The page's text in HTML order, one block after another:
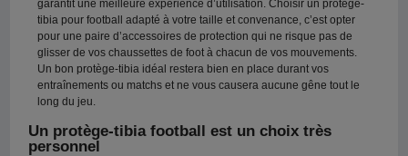
garantit une meilleure expérience d’utilisation. Choisir un protège-
tibia pour football adapté à votre taille et convenance, c’est opter
pour une paire d’accessoires de protection qui ne risque pas de
glisser de vos chaussettes de foot à chacun de vos mouvements.
Un bon protège-tibia idéal restera bien en place durant vos
entraînements ou matchs et ne vous causera aucune gêne tout le
long du jeu.
Un protège-tibia football est un choix très
personnel